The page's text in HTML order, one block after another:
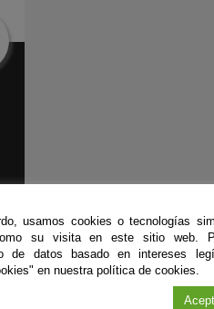
usamos cookies o tecnologías
su visita en este sitio web.
de datos basado en intereses
en nuestra política de cookies.